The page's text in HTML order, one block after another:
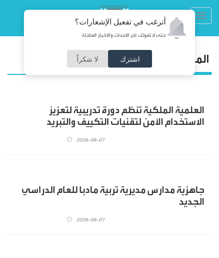
أترغب في تفعيل الإشعارات؟
حتى لا تفوتك آخر الأحداث والأخبار العاجلة
اشترك لا شكراً المجتمع
العلمية الملكية تنظم دورة تدريبية لتعزيز
الاستخدام الآمن لتقنيات التكييف والتبريد
2026-08-07
جاهزية مدارس مديرية تربية مادبا للعام الدراسي
الجديد
2026-08-07